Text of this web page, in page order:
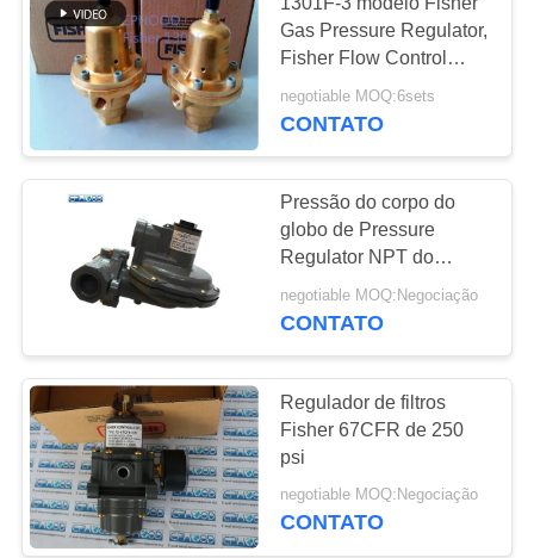
NOTÍCIAS
SOLICITE UM
ORÇAMENTO
MAPA
SITE
POLÍTICA
DE
PRIVACIDADE
Gas Pressure Regulator,
Fisher Flow Control
Valve
negotiable MOQ:6sets
CONTATO
Pressão do corpo do
globo de Pressure
Regulator NPT do
modelo de Fisher HSR
de 1 polegada que
negotiable MOQ:Negociação
CONTATO
Regulador de filtros
Fisher 67CFR de 250
psi
negotiable MOQ:Negociação
CONTATO